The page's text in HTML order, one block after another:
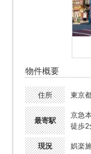
物件概要
住所 東京
最寄駅
京急
徒歩2
現況 娯楽